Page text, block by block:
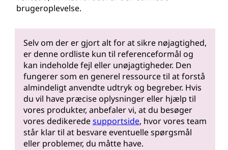
brugeroplevelse.
Selv om der er gjort alt for at sikre nøjagtighed,
er denne ordliste kun til referenceformål og
kan indeholde fejl eller unøjagtigheder. Den
fungerer som en generel ressource til at forstå
almindeligt anvendte udtryk og begreber. Hvis
du vil have præcise oplysninger eller hjælp til
vores produkter, anbefaler vi, at du besøger
vores dedikeredesupportside, hvor vores team
står klar til at besvare eventuelle spørgsmål
eller problemer, du måtte have.